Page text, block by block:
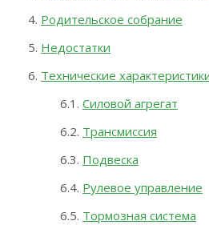
Родительское собрание
Недостатки
Технические
Силовой агрегат
Трансмиссия
Подвеска
Рулевое управление
Тормозная система